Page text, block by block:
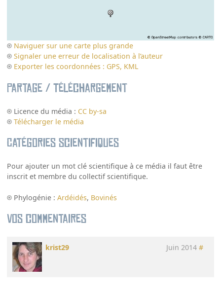
Naviguer sur une carte plus grande
Signaler une erreur de localisation à l’auteur
Exporter les coordonnées : GPS, KML
Partage / Téléchargement
Licence du média : CC by-sa
Télécharger le média
Catégories scientifiques
Pour ajouter un mot clé scientifique à ce média il faut être
inscrit et membre du collectif scientifique.
Phylogénie :Ardéidés, Bovinés
Vos commentaires
krist29 Juin 2014 #